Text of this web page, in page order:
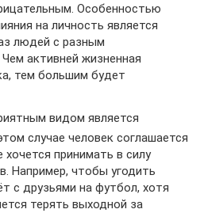
Особенностью
на личность является
людей с разным
активней жизненная
тем большим будет
видом является
случае человек соглашается
хочется принимать в силу
Например, чтобы угодить
с друзьями на футбол, хотя
терять выходной за